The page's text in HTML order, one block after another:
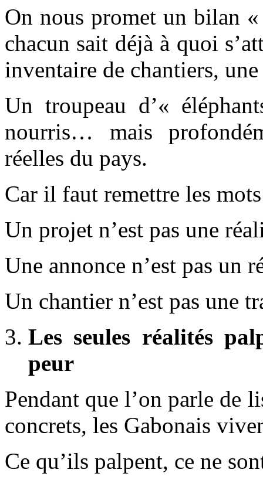
On nous promet un bilan
chacun sait déjà à quoi
inventaire de chantiers,
Un troupeau d’«
nourris… mais
réelles du pays.
Car il faut remettre les
Un projet n’est pas une
Une annonce n’est pas un
Un chantier n’est pas une
Les seules réalités
peur
Pendant que l’on parle de
concrets, les Gabonais
Ce qu’ils palpent, ce ne